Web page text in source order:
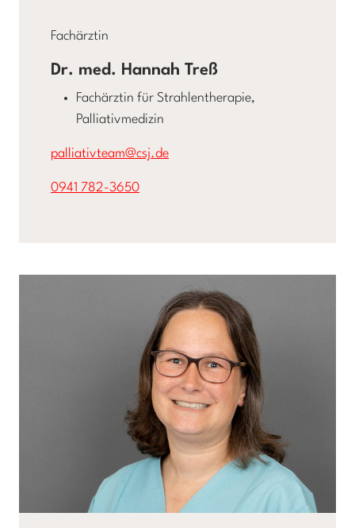
Fachärztin
Dr. med. Hannah Treß
Fachärztin für Strahlentherapie,
Palliativmedizin
palliativteam@csj.de
0941 782-3650